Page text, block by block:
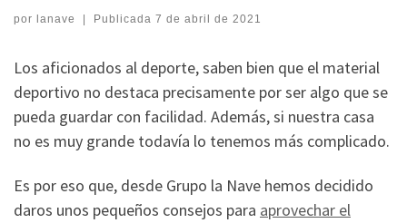
por lanave | Publicada 7 de abril de 2021
Los aficionados al deporte, saben bien que el material
deportivo no destaca precisamente por ser algo que se
pueda guardar con facilidad. Además, si nuestra casa
no es muy grande todavía lo tenemos más complicado.
Es por eso que, desde Grupo la Nave hemos decidido
daros unos pequeños consejos para aprovechar el